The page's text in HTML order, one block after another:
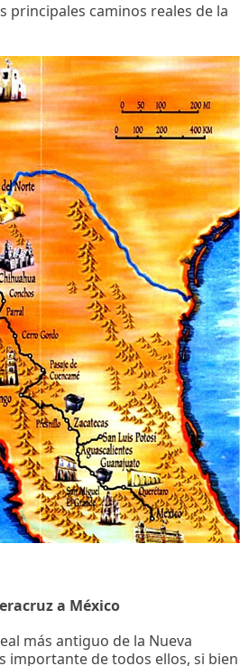
principales caminos reales de la
a México
más antiguo de la Nueva
importante de todos ellos, si bien